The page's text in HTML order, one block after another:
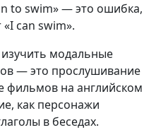
to swim» — это ошибка,
can swim».
модальные
— это прослушивание
фильмов на английском
как персонажи
в беседах.